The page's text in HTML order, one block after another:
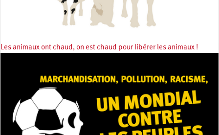
Les animaux ont chaud, on est chaud pour libérer les animaux !